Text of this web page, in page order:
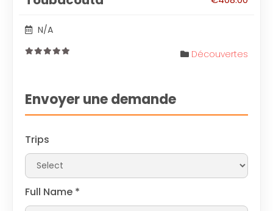
N/A
Découvertes
Envoyer une demande
Trips
Full Name *